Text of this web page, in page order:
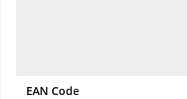
EAN Code